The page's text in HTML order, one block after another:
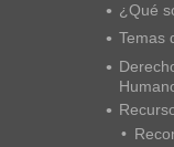
¿Qué
Temas